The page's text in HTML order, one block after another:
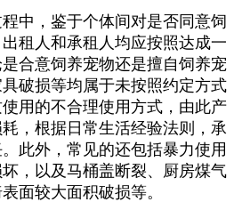
中，鉴于个体间对是否同意饲
租人和承租人均应按照达成一
合意饲养宠物还是擅自饲养宠
破损等均属于未按照约定方式
用的不合理使用方式，由此产
，根据日常生活经验法则，承
此外，常见的还包括暴力使用
，以及马桶盖断裂、厨房煤气
面较大面积破损等。